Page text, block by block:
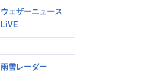
ウェザーニュース
LiVE
雨雪レーダー